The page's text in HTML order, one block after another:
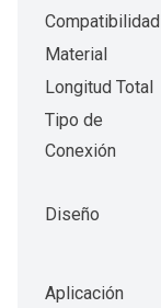
Compatibilidad
Material
Longitud Total
Tipo de
Conexión
Diseño
Aplicación